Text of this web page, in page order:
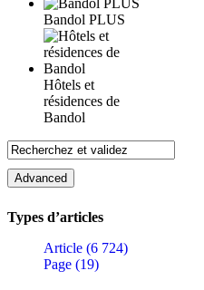
Bandol PLUS
Hôtels et
résidences de
Bandol
Types d’articles
Article (6 724)
Page (19)